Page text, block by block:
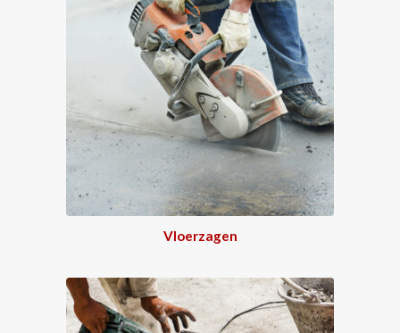
Vloerzagen